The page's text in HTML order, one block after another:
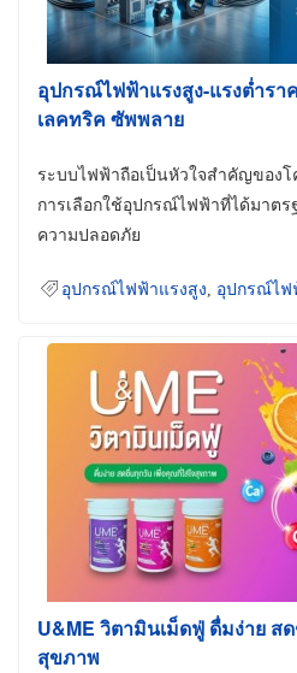
อุปกรณ์ไฟฟ้าแรงสูง-แรงต่ำรา
เลคทริค ซัพพลาย
ระบบไฟฟ้าถือเป็นหัวใจสำคัญของโ
การเลือกใช้อุปกรณ์ไฟฟ้าที่ได้มาต
ความปลอดภัย
อุปกรณ์ไฟฟ้าแรงสูง อุปกรณ์ไฟ
U&ME วิตามินเม็ดฟู่ ดื่มง่าย
สุขภาพ